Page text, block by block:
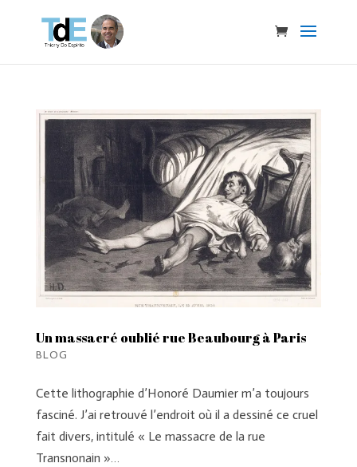
Un massacré oublié rue Beaubourg à Paris
BLOG
Cette lithographie d’Honoré Daumier m’a toujours
fasciné. J’ai retrouvé l’endroit où il a dessiné ce cruel
fait divers, intitulé « Le massacre de la rue
Transnonain »…